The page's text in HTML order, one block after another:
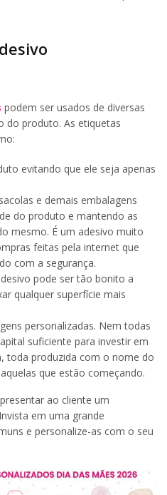
podem ser usados de diversas
do produto. As etiquetas
evitando que ele seja apenas
e demais embalagens
do produto e mantendo as
mesmo. É um adesivo muito
feitas pela internet que
com a segurança.
pode ser tão bonito a
qualquer superfície mais
personalizadas. Nem todas
suficiente para investir em
toda produzida com o nome do
que estão começando.
ao cliente um
em uma grande
e personalize-as com o seu